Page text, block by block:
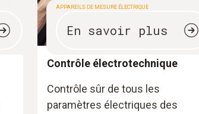
APPAREILS DE MESURE ÉLECTRIQUE
En savoir plus
Contrôle électrotechnique
Contrôle sûr de tous les
paramètres électriques des